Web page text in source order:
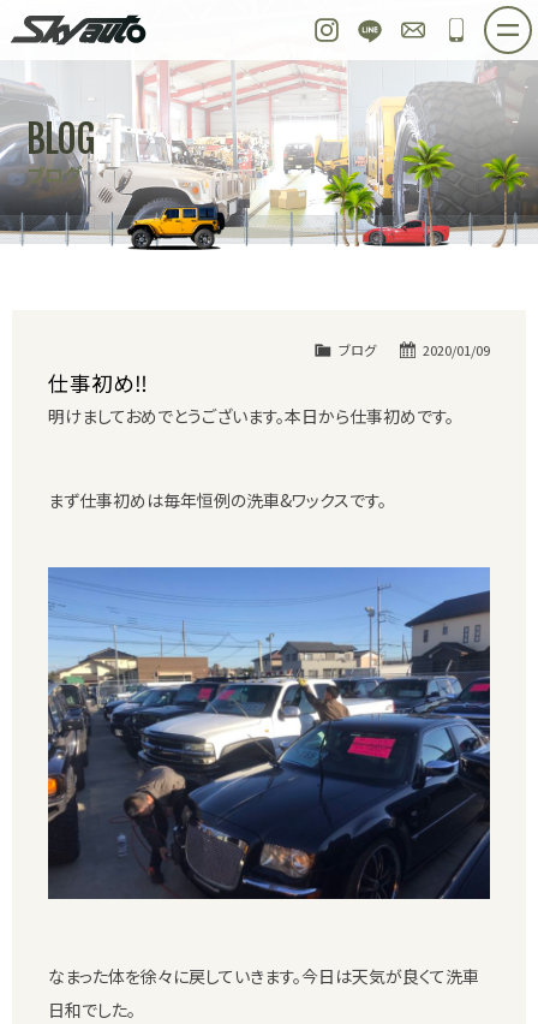
Instagram
LINE お問い合わせ
048-
ホーム 在庫車情報 ご購入プラン
整備作業実例 パーツ販売 買取＆オーダー
店舗紹介 工場紹介 会社概要
スタッフ紹介 求人情報 公式ブログ
BLOG
ブログ
2020/01/09
ブログ
仕事初め‼︎
明けましておめでとうございます。本日から仕事初めです。
まず仕事初めは毎年恒例の洗車&ワックスです。
なまった体を徐々に戻していきます。今日は天気が良くて洗車
日和でした。